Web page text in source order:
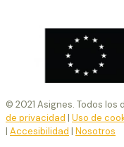
© 2021 Asignes. Todos
de privacidad | Uso de
| Accesibilidad | Nosotros